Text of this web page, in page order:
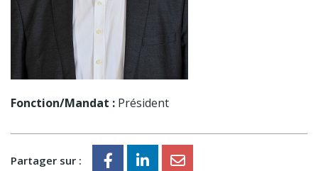
Fonction/Mandat : Président
Partager sur :